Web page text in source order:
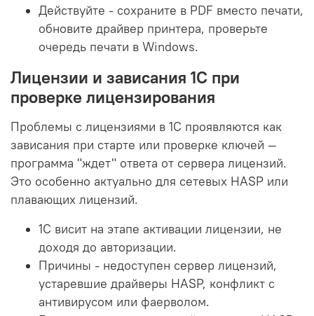
Действуйте - сохраните в PDF вместо печати,
обновите драйвер принтера, проверьте
очередь печати в Windows.
Лицензии и зависания 1С при
проверке лицензирования
Проблемы с лицензиями в 1С проявляются как
зависания при старте или проверке ключей —
программа "ждет" ответа от сервера лицензий.
Это особенно актуально для сетевых HASP или
плавающих лицензий.
1С висит на этапе активации лицензии, не
доходя до авторизации.
Причины - недоступен сервер лицензий,
устаревшие драйверы HASP, конфликт с
антивирусом или фаерволом.